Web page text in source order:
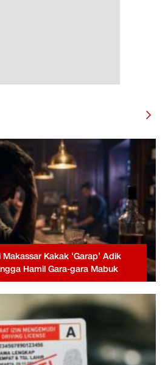
Kakak ‘Garap’ Adik
Hamil Gara-gara Mabuk